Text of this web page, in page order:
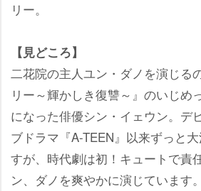
リー。
【見どころ】
二花院の主人ユン・ダノを演じる
リー～輝かしき復讐～』のいじめ
になった俳優シン・イェウン。デ
ブドラマ『A-TEEN』以来ずっと
すが、時代劇は初！キュートで責
ン、ダノを爽やかに演じています